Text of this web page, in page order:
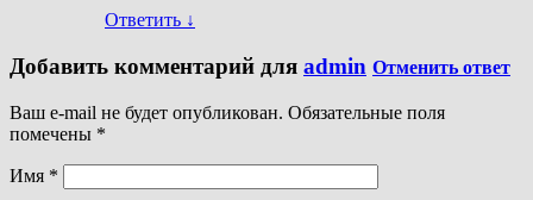
Ответить ↓
Добавить комментарий для admin Отменить ответ
Ваш e-mail не будет опубликован. Обязательные поля
помечены *
Имя *